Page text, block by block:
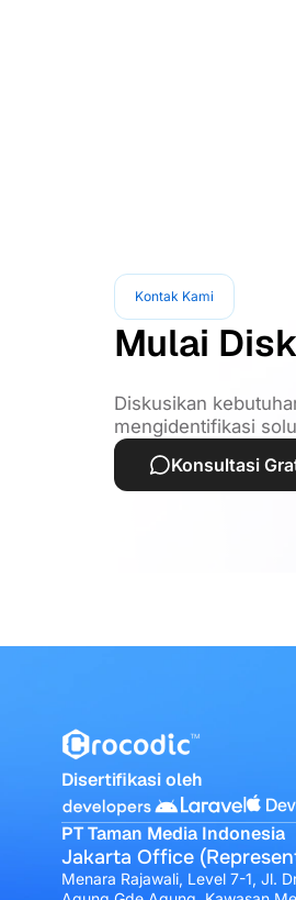
Kontak Kami
Mulai
Diskusikan
mengidentifikasi
Konsultasi
Disertifikasi oleh
PT Taman Media Indonesia
Jakarta Office
Menara Rajawali, Level 7-1, Jl.